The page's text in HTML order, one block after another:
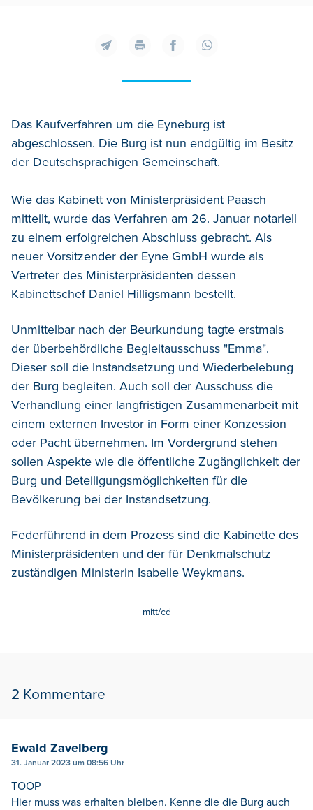
Das Kaufverfahren um die Eyneburg ist
abgeschlossen. Die Burg ist nun endgültig im Besitz
der Deutschsprachigen Gemeinschaft.
Wie das Kabinett von Ministerpräsident Paasch
mitteilt, wurde das Verfahren am 26. Januar notariell
zu einem erfolgreichen Abschluss gebracht. Als
neuer Vorsitzender der Eyne GmbH wurde als
Vertreter des Ministerpräsidenten dessen
Kabinettschef Daniel Hilligsmann bestellt.
Unmittelbar nach der Beurkundung tagte erstmals
der überbehördliche Begleitausschuss "Emma".
Dieser soll die Instandsetzung und Wiederbelebung
der Burg begleiten. Auch soll der Ausschuss die
Verhandlung einer langfristigen Zusammenarbeit mit
einem externen Investor in Form einer Konzession
oder Pacht übernehmen. Im Vordergrund stehen
sollen Aspekte wie die öffentliche Zugänglichkeit der
Burg und Beteiligungsmöglichkeiten für die
Bevölkerung bei der Instandsetzung.
Federführend in dem Prozess sind die Kabinette des
Ministerpräsidenten und der für Denkmalschutz
zuständigen Ministerin Isabelle Weykmans.
mitt/cd
2 Kommentare
Ewald Zavelberg
31. Januar 2023 um 08:56 Uhr
TOOP
Hier muss was erhalten bleiben. Kenne die die Burg auch